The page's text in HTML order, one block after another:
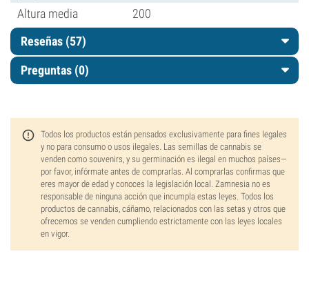
Altura media
200
Reseñas (57)
Preguntas (0)
Todos los productos están pensados exclusivamente para fines legales
y no para consumo o usos ilegales. Las semillas de cannabis se
venden como souvenirs, y su germinación es ilegal en muchos países—
por favor, infórmate antes de comprarlas. Al comprarlas confirmas que
eres mayor de edad y conoces la legislación local. Zamnesia no es
responsable de ninguna acción que incumpla estas leyes. Todos los
productos de cannabis, cáñamo, relacionados con las setas y otros que
ofrecemos se venden cumpliendo estrictamente con las leyes locales
en vigor.